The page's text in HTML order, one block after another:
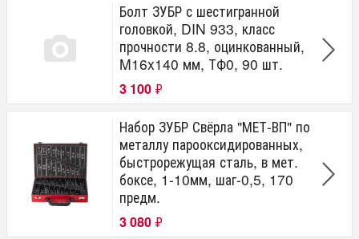
Болт ЗУБР с шестигранной
головкой, DIN 933, класс
прочности 8.8, оцинкованный,
M16x140 мм, ТФ0, 90 шт.
3 100 ₽
Набор ЗУБР Свёрла "МЕТ-ВП" по
металлу парооксидированных,
быстрорежущая сталь, в мет.
боксе, 1-10мм, шаг-0,5, 170
предм.
3 080 ₽